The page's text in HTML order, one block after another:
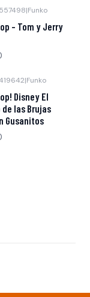
|Funko
- Tom y Jerry
|Funko
Disney El
de las Brujas
Gusanitos